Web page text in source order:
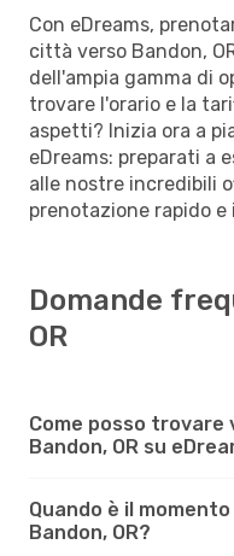
Con eDreams,
città verso Bandon,
dell'ampia gamma di
trovare l'orario e la
aspetti? Inizia ora a
eDreams: preparati a
alle nostre incredibili
prenotazione rapido
Domande
OR
Come posso trovare
Bandon, OR su
Quando è il
Bandon, OR?